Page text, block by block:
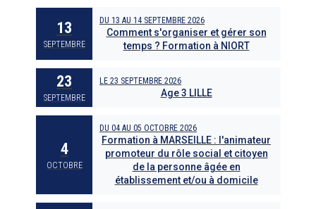
13
SEPTEMBRE
DU 13 AU 14 SEPTEMBRE 2026
Comment s'organiser et gérer son
temps ? Formation à NIORT
23
SEPTEMBRE
LE 23 SEPTEMBRE 2026
Age 3 LILLE
4
OCTOBRE
DU 04 AU 05 OCTOBRE 2026
Formation à MARSEILLE : l'animateur
promoteur du rôle social et citoyen
de la personne âgée en
établissement et/ou à domicile